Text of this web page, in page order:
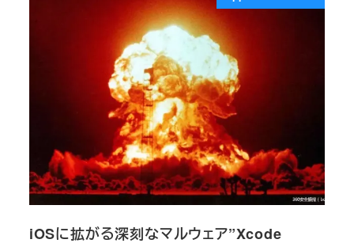
iOSに拡がる深刻なマルウェア”Xcode